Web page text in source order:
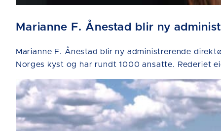
Marianne F. Ånestad blir ny
Marianne F. Ånestad blir ny administrerende
Norges kyst og har rundt 1000 ansatte. Rederiet